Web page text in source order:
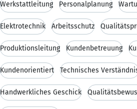
Werkstattleitung Personalplanung
Elektrotechnik Arbeitsschutz
Produktionsleitung Kundenbetreuung
Kundenorientiert Technisches
Handwerkliches Geschick